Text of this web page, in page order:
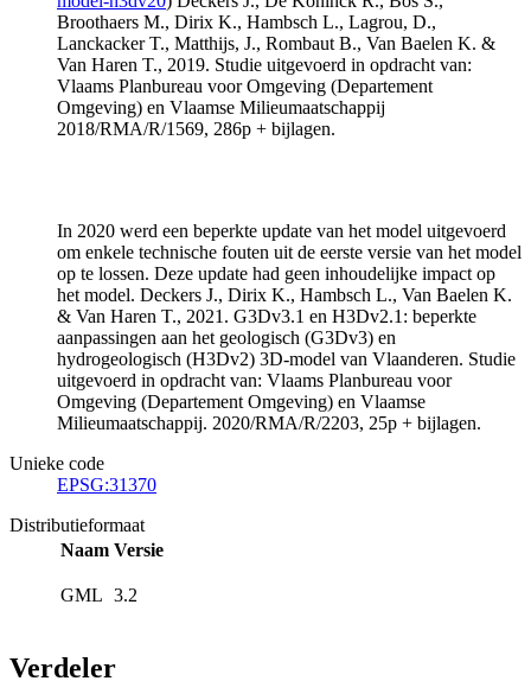
Broothaers M., Dirix K., Hambsch L., Lagrou, D.,
Lanckacker T., Matthijs, J., Rombaut B., Van Baelen K. &
Van Haren T., 2019. Studie uitgevoerd in opdracht van:
Vlaams Planbureau voor Omgeving (Departement
Omgeving) en Vlaamse Milieumaatschappij
2018/RMA/R/1569, 286p + bijlagen.
In 2020 werd een beperkte update van het model uitgevoerd
om enkele technische fouten uit de eerste versie van het model
op te lossen. Deze update had geen inhoudelijke impact op
het model. Deckers J., Dirix K., Hambsch L., Van Baelen K.
& Van Haren T., 2021. G3Dv3.1 en H3Dv2.1: beperkte
aanpassingen aan het geologisch (G3Dv3) en
hydrogeologisch (H3Dv2) 3D-model van Vlaanderen. Studie
uitgevoerd in opdracht van: Vlaams Planbureau voor
Omgeving (Departement Omgeving) en Vlaamse
Milieumaatschappij. 2020/RMA/R/2203, 25p + bijlagen.
Unieke code
EPSG:31370
Distributieformaat
Naam Versie
GML 3.2
Verdeler